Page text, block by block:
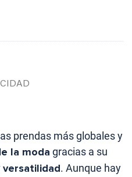
prendas más globales y
la moda gracias a su
versatilidad. Aunque hay